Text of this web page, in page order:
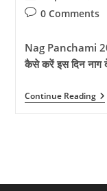
author:
Post0 Comments
Nag Panchami
कैसे करें इस दिन नाग
Continue ReadingNag
क्या